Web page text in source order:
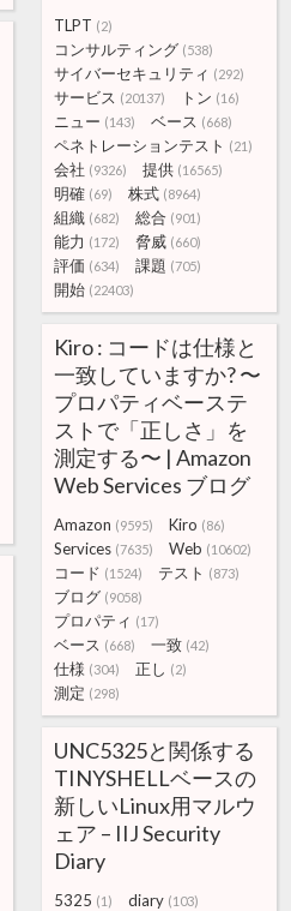
TLPT (2)
コンサルティング (538)
サイバーセキュリティ (292)
サービス (20137) トン (16)
ニュー (143) ベース (668)
ペネトレーションテスト (21)
会社 (9326) 提供 (16565)
明確 (69) 株式 (8964)
組織 (682) 総合 (901)
能力 (172) 脅威 (660)
評価 (634) 課題 (705)
開始 (22403)
Kiro : コードは仕様と
一致していますか? 〜
プロパティベーステ
ストで「正しさ」を
測定する〜 | Amazon
Web Services ブログ
Amazon (9595) Kiro (86)
Services (7635) Web (10602)
コード (1524) テスト (873)
ブログ (9058)
プロパティ (17)
ベース (668) 一致 (42)
仕様 (304) 正し (2)
測定 (298)
UNC5325と関係する
TINYSHELLベースの
新しいLinux用マルウ
ェア – IIJ Security
Diary
5325 (1) diary (103)